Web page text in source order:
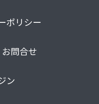
ポリシー
問合せ
ン